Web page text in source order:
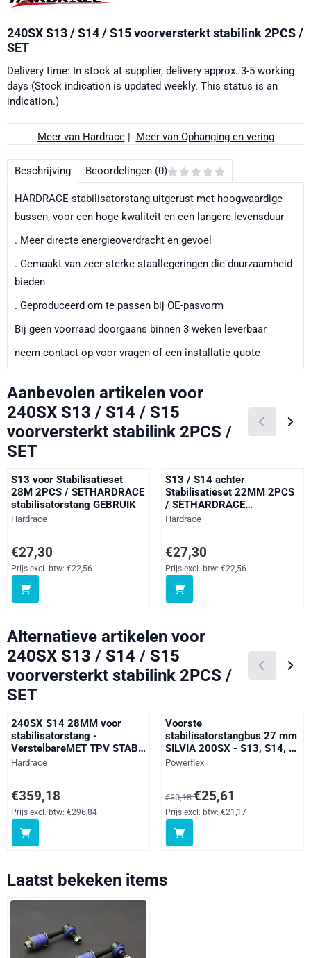
240SX S13 / S14 / S15 voorversterkt stabilink 2PCS /
SET
Delivery time: In stock at supplier, delivery approx. 3-5 working
days (Stock indication is updated weekly. This status is an
indication.)
Meer van Hardrace| Meer van Ophanging en vering
Beschrijving Beoordelingen (0)
HARDRACE-stabilisatorstang uitgerust met hoogwaardige
bussen, voor een hoge kwaliteit en een langere levensduur
. Meer directe energieoverdracht en gevoel
. Gemaakt van zeer sterke staallegeringen die duurzaamheid
bieden
. Geproduceerd om te passen bij OE-pasvorm
Bij geen voorraad doorgaans binnen 3 weken leverbaar
neem contact op voor vragen of een installatie quote
Aanbevolen artikelen voor
240SX S13 / S14 / S15
voorversterkt stabilink 2PCS /
SET
S13 voor Stabilisatieset
28M 2PCS / SETHARDRACE
stabilisatorstang GEBRUIK
Merk:
Hardrace
Prijs: 27,30, exclusief btw: 22,56
€27,30
Prijs excl. btw: €22,56
S13 / S14 achter
Stabilisatieset 22MM 2PCS
/ SETHARDRACE
stabilisatorstang GEBRUIK
Merk:
Hardrace
Prijs: 27,30, exclusief btw: 22,56
€27,30
Prijs excl. btw: €22,56
Alternatieve artikelen voor
240SX S13 / S14 / S15
voorversterkt stabilink 2PCS /
SET
240SX S14 28MM voor
stabilisatorstang -
VerstelbareMET TPV STAB.
LINK EN BUSSEN 5PCS /
Merk:
Hardrace
Prijs: 359,18, exclusief btw: 296,84
€359,18
Prijs excl. btw: €296,84
Voorste
stabilisatorstangbus 27 mm
SILVIA 200SX - S13, S14, &
S15, black
Merk:
Powerflex
Van 30,13 voor 25,61, exclusief
€30,13€25,61
Prijs excl. btw: €21,17
Laatst bekeken items